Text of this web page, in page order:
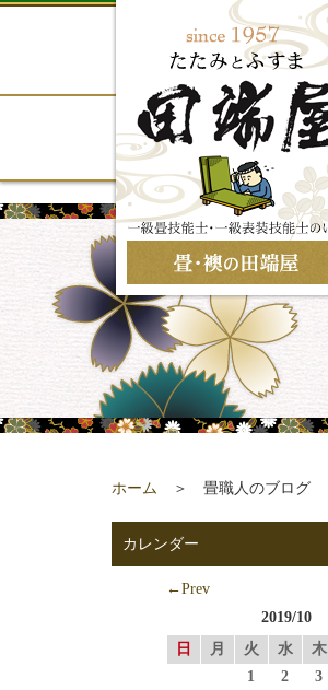
ホーム ＞ 畳職人のブログ
カレンダー
←Prev
2019/10
日
月 火 水 木
1
2 3